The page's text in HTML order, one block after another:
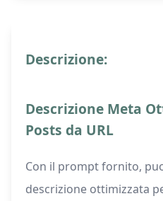
Descrizione:
Descrizione Meta
Posts da URL
Con il prompt fornito,
descrizione ottimizzata